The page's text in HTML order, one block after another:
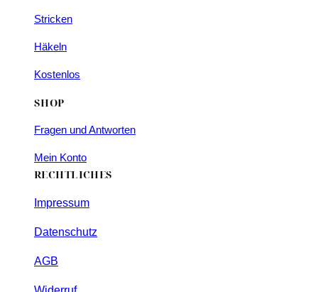
Stricken
Häkeln
Kostenlos
SHOP
Fragen und Antworten
Mein Konto
RECHTLICHES
Impressum
Datenschutz
AGB